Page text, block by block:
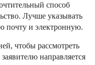
способ
Лучше указывать
почту и электронную.
чтобы рассмотреть
направляется